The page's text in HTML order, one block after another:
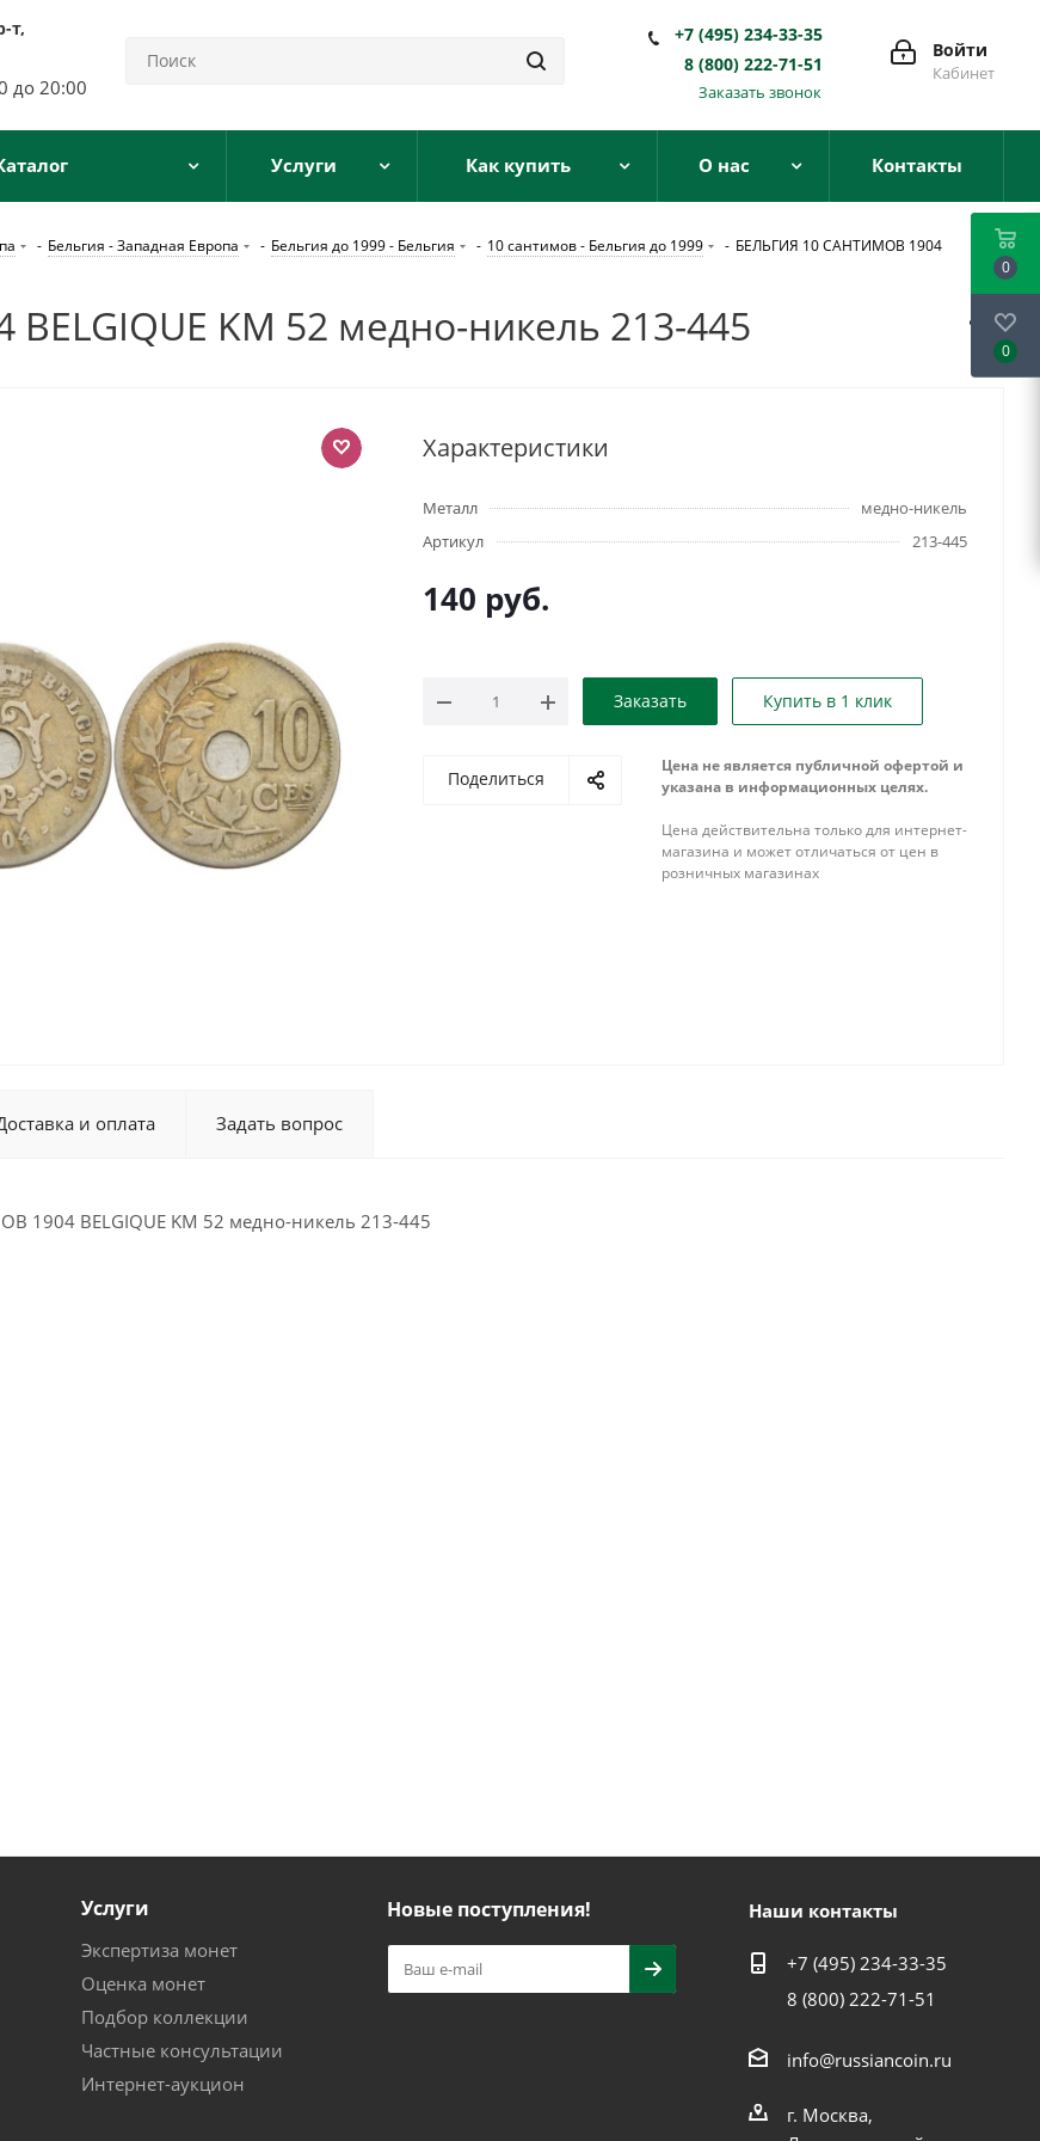
т,
до 20:00
Войти
Кабинет
+7 (495) 234-33-35
8 (800) 222-71-51
Заказать звонок
Услуги Как купить О нас Контакты
- Бельгия - Западная Европа - Бельгия до 1999 - Бельгия - 10 сантимов - Бельгия до 1999 - БЕЛЬГИЯ 10 САНТИМОВ 1904
KM 52 медно-никель 213-445
Характеристики
Металл
медно-никель
Артикул
213-445
140 руб.
Заказать Купить в 1 клик
Поделиться
Цена не является публичной офертой и
указана в информационных целях.
Цена действительна только для интернет-
магазина и может отличаться от цен в
розничных магазинах
и оплата Задать вопрос
1904 BELGIQUE KM 52 медно-никель 213-445
Услуги
Экспертиза монет
Оценка монет
Подбор коллекции
Частные консультации
Интернет-аукцион
Новые поступления! Наши контакты
+7 (495) 234-33-35
8 (800) 222-71-51
info@russiancoin.ru
г. Москва,
0
0